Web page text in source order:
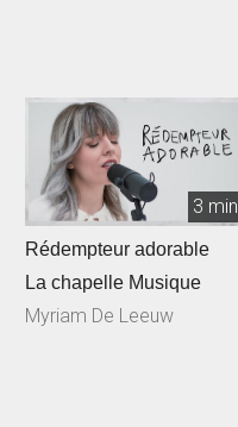
3 min
Rédempteur adorable
La chapelle Musique
Myriam De Leeuw